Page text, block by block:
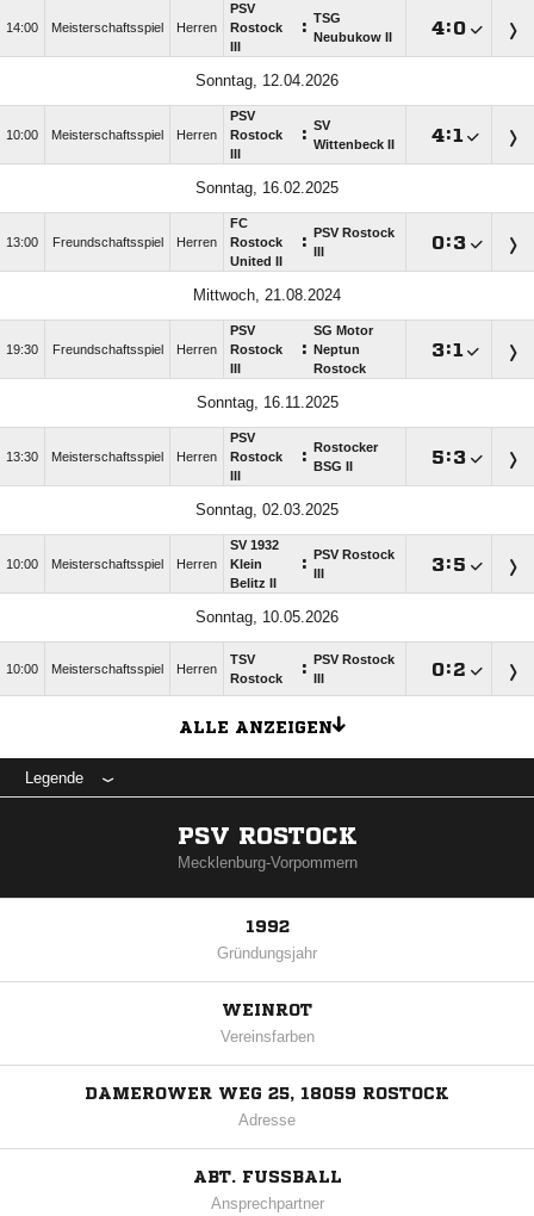
14:00 Meisterschaftsspiel Herren
PSV
Rostock
: TSG
Neubukow II
:
Sonntag, 12.04.2026
10:00 Meisterschaftsspiel Herren
PSV
Rostock
: SV
Wittenbeck II
:
Sonntag, 16.02.2025
13:00 Freundschaftsspiel Herren
FC
Rostock
United II
:
PSV Rostock
:
Mittwoch, 21.08.2024
19:30 Freundschaftsspiel Herren
PSV
Rostock
:
SG Motor
Neptun
Rostock
:
Sonntag, 16.11.2025
13:30 Meisterschaftsspiel Herren
PSV
Rostock
:
Rostocker
BSG II
:
Sonntag, 02.03.2025
10:00 Meisterschaftsspiel Herren
SV 1932
Klein
Belitz II
:
PSV Rostock
:
Sonntag, 10.05.2026
10:00 Meisterschaftsspiel Herren
TSV
Rostock
:
PSV Rostock
:
ALLE ANZEIGEN
Legende
PSV ROSTOCK
Mecklenburg-Vorpommern
1992
Gründungsjahr
WEINROT
Vereinsfarben
DAMEROWER WEG 25, 18059 ROSTOCK
Adresse
ABT. FUSSBALL
Ansprechpartner